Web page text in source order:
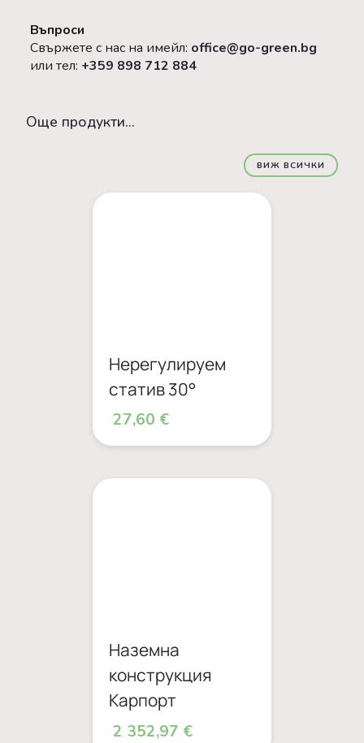
Въпроси
Свържете с нас на имейл: office@go-green.bg
или тел: +359 898 712 884
Oще продукти...
ВИЖ ВСИЧКИ
Нерегулируем
статив 30°
27,60 €
Наземна
конструкция
Карпорт
2 352,97 €